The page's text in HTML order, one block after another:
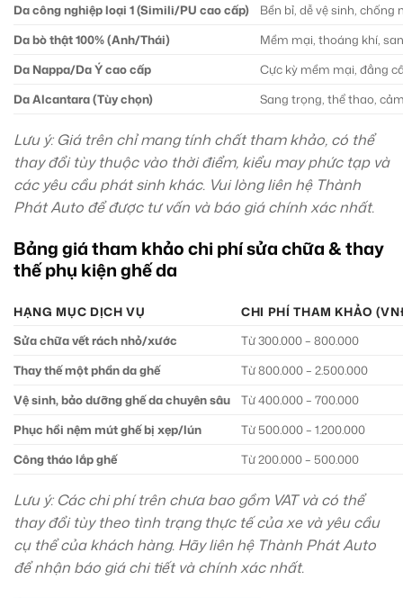
Da công nghiệp loại 1 (Simili/PU cao cấp)
Bền bỉ, dễ vệ sinh, chống
Da bò thật 100% (Anh/Thái)
Mềm mại, thoáng khí,
Da Nappa/Da Ý cao cấp
Cực kỳ mềm mại, đẳng
Da Alcantara (Tùy chọn)
Sang trọng, thể thao,
Lưu ý: Giá trên chỉ mang tính chất tham khảo, có thể
thay đổi tùy thuộc vào thời điểm, kiểu may phức tạp và
các yêu cầu phát sinh khác. Vui lòng liên hệ Thành
Phát Auto để được tư vấn và báo giá chính xác nhất.
Bảng giá tham khảo chi phí sửa chữa & thay
thế phụ kiện ghế da
HẠNG MỤC DỊCH VỤ
CHI PHÍ THAM KHẢO
Sửa chữa vết rách nhỏ/xước
Từ 300.000 – 800.000
Thay thế một phần da ghế
Từ 800.000 – 2.500.000
Vệ sinh, bảo dưỡng ghế da chuyên sâu
Từ 400.000 – 700.000
Phục hồi nệm mút ghế bị xẹp/lún
Từ 500.000 – 1.200.000
Công tháo lắp ghế
Từ 200.000 – 500.000
Lưu ý: Các chi phí trên chưa bao gồm VAT và có thể
thay đổi tùy theo tình trạng thực tế của xe và yêu cầu
cụ thể của khách hàng. Hãy liên hệ Thành Phát Auto
để nhận báo giá chi tiết và chính xác nhất.